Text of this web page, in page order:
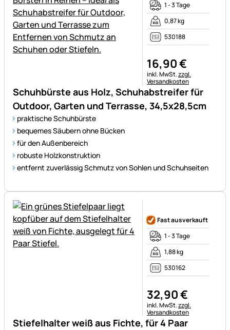
Schuhbürste aus Holz, Schuhabstreifer für
Outdoor, Garten und Terrasse, 34,5x28,5cm
praktische Schuhbürste
bequemes Säubern ohne Bücken
für den Außenbereich
robuste Holzkonstruktion
entfernt zuverlässig Schmutz von Sohlen und Schuhseiten
1 - 3 Tage
0,87 kg
530188
16,90€
Steuerhinweis:
inkl. MwSt.zzgl.
Versandkosten
Stiefelhalter weiß aus Fichte, für 4 Paar
Fast ausverkauft
1 - 3 Tage
1,88 kg
530162
32,90€
Steuerhinweis:
inkl. MwSt.zzgl.
Versandkosten